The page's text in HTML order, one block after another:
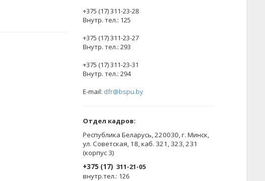
+375 (17) 311-23-28
Внутр. тел.: 125
+375 (17) 311-23-27
Внутр. тел.: 293
+375 (17) 311-23-31
Внутр. тел.: 294
E-mail: dfr@bspu.by
Отдел кадров:
Республика Беларусь, 220030, г. Минск,
ул. Советская, 18, каб. 321, 323, 231
(корпус 3)
+375 (17) 311-21-05
внутр.тел.: 126